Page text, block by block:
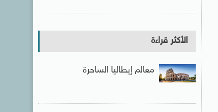
الأكثر قراءة
معالم إيطاليا الساحرة